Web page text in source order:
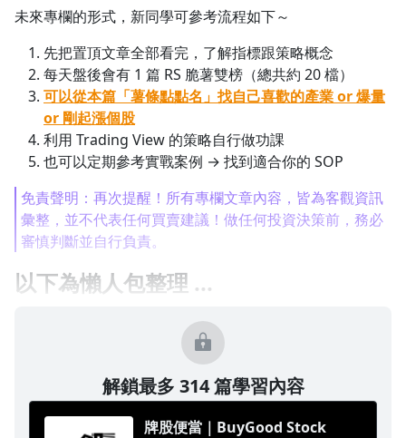
未來專欄的形式，新同學可參考流程如下～
先把置頂文章全部看完，了解指標跟策略概念
每天盤後會有 1 篇 RS 脆薯雙榜（總共約 20 檔）
可以從本篇「薯條點點名」找自己喜歡的產業 or 爆量
or 剛起漲個股
利用 Trading View 的策略自行做功課
也可以定期參考實戰案例 → 找到適合你的 SOP
免責聲明：再次提醒！所有專欄文章內容，皆為客觀資訊
彙整，並不代表任何買賣建議！做任何投資決策前，務必
審慎判斷並自行負責。
以下為懶人包整理 ...
解鎖最多 314 篇學習內容
牌股便當｜BuyGood Stock